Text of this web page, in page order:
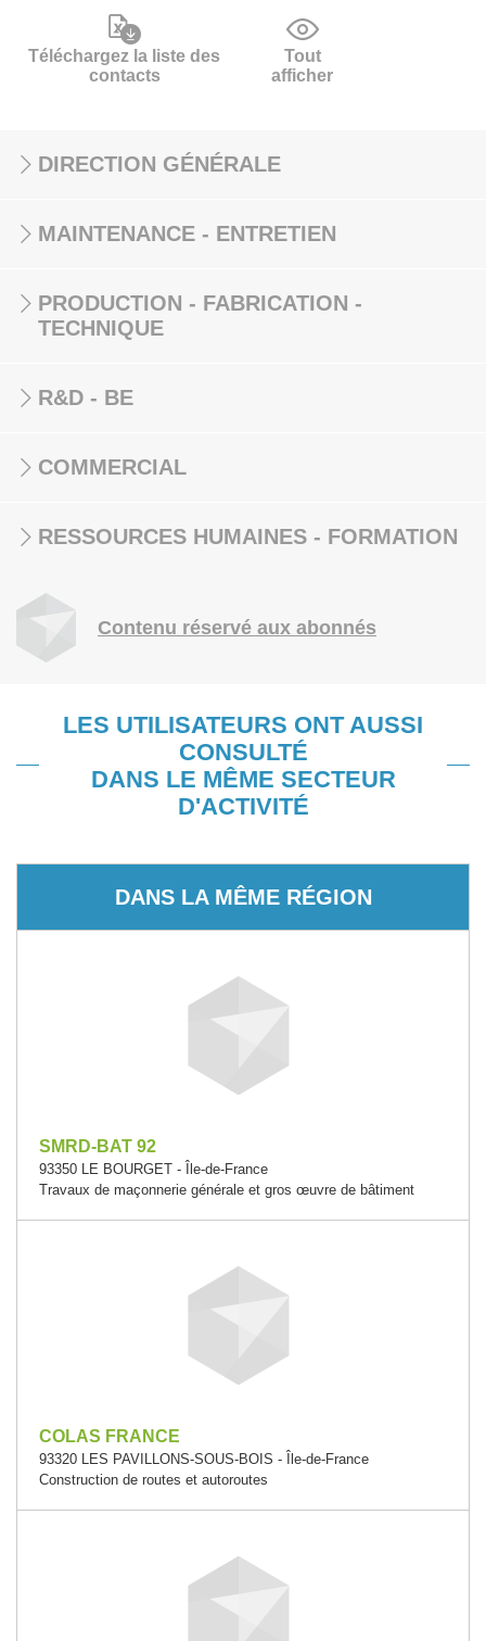
Téléchargez la liste des
contacts
Tout
afficher
DIRECTION GÉNÉRALE
MAINTENANCE - ENTRETIEN
PRODUCTION - FABRICATION -
TECHNIQUE
R&D - BE
COMMERCIAL
RESSOURCES HUMAINES - FORMATION
Contenu réservé aux abonnés
LES UTILISATEURS ONT AUSSI
CONSULTÉ
DANS LE MÊME SECTEUR
D'ACTIVITÉ
DANS LA MÊME RÉGION
SMRD-BAT 92
93350 LE BOURGET - Île-de-France
Travaux de maçonnerie générale et gros œuvre de bâtiment
COLAS FRANCE
93320 LES PAVILLONS-SOUS-BOIS - Île-de-France
Construction de routes et autoroutes